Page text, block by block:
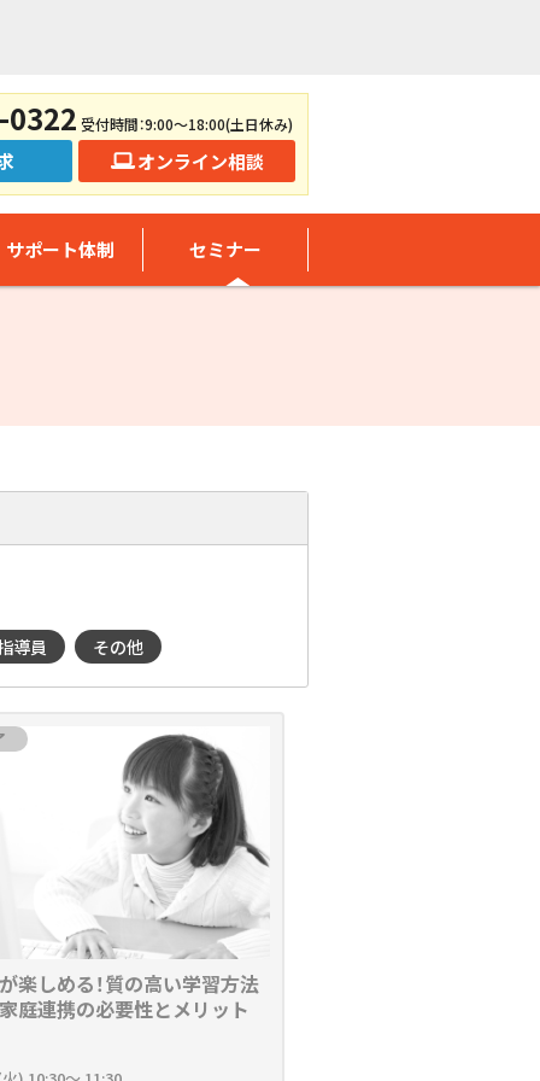
受付時間：9:00～18:00(土日休み)
オンライン相談
サポート体制 セミナー
導員 その他
楽しめる！質の高い学習方法
庭連携の必要性とメリット